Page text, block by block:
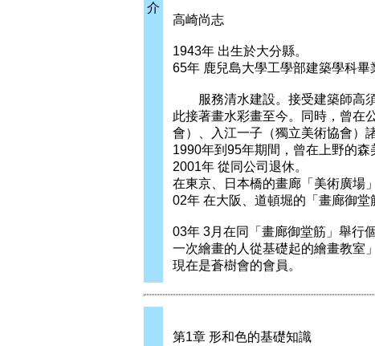
介
高崎尚志
1943年 出生於大分縣。
65年 鹿兒島大學工學部建築學科畢
服務清水建設。接受建築師高須
此接著畫水彩畫至今。同時，曾在
會）、入江一子（獨立美術協會）
1990年到95年期間，曾在上野的森
2001年 從同公司退休。
在東京、日本橋的畫廊「美術廣場
02年 在大阪、道頓堀的「畫廊御堂
03年 3月在同「畫廊御堂筋」舉行
一次繪畫的人從基礎起的繪畫教室
現在是蒼樹會的會員。
第1章 形和色的基礎知識